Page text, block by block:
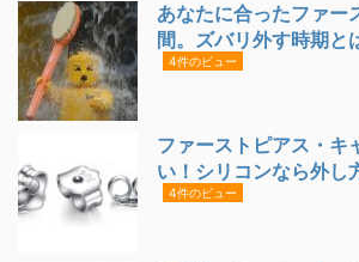
あなたに合ったファー
間。ズバリ外す時期と
4件のビュー
ファーストピアス・キ
い！シリコンなら外し
4件のビュー